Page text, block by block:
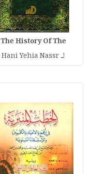
The History Of The
لـ Hani Yehia Nassr